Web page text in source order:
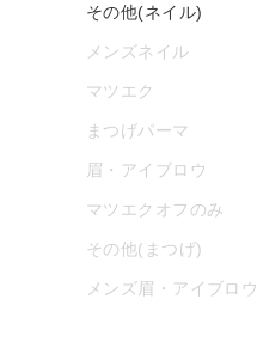
その他(ネイル)
メンズネイル
マツエク
まつげパーマ
眉・アイブロウ
マツエクオフのみ
その他(まつげ)
メンズ眉・アイブロウ